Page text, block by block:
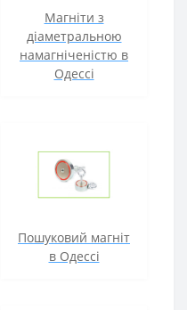
Магніти з
діаметральною
намагніченістю в
Одессі
Пошуковий магніт
в Одессі